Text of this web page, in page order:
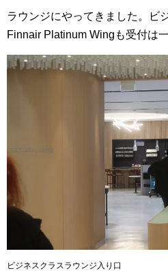
ラウンジにやってきました。ビ
Finnair Platinum Wingも受付は一
ビジネスクラスラウンジ入り口